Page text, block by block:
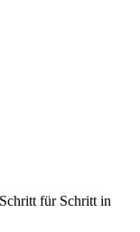
für Schritt in